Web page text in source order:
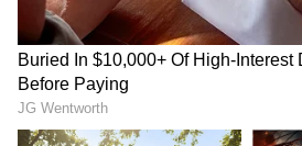
Image Credit :X/@StarSportsIndia